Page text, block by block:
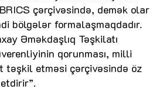
çərçivəsində, demək olar
bölgələr formalaşmaqdadır.
Əməkdaşlıq Təşkilatı
qorunması, milli
təşkil etməsi çərçivəsində öz